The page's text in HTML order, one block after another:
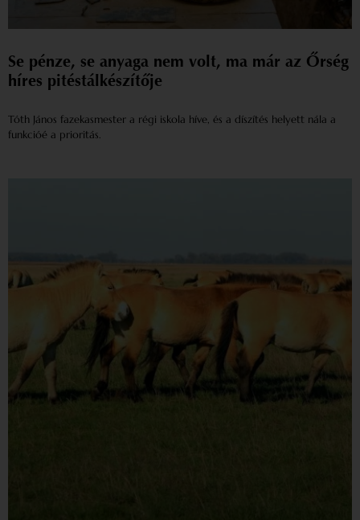
Se pénze, se anyaga nem volt, ma már az Őrség
híres pitéstálkészítője
Tóth János fazekasmester a régi iskola híve, és a díszítés helyett nála a
funkcióé a prioritás.